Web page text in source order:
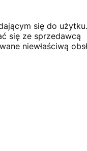
się do użytku.
się ze sprzedawcą
niewłaściwą